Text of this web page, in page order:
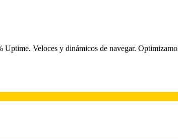
Veloces y dinámicos de navegar.